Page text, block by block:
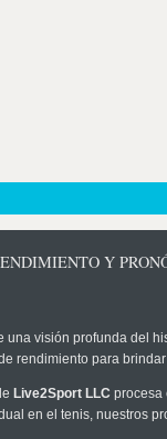
Y
una visión profunda del
rendimiento para
Live2Sport LLC procesa
en el tenis, nuestros